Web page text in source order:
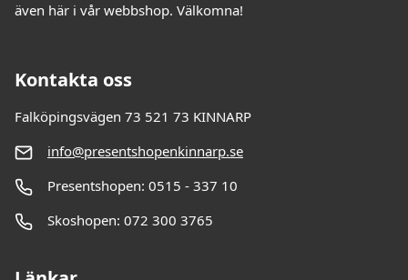
även här i vår webbshop. Välkomna!
Kontakta oss
Falköpingsvägen 73 521 73 KINNARP
info@presentshopenkinnarp.se
Presentshopen: 0515 - 337 10
Skoshopen: 072 300 3765